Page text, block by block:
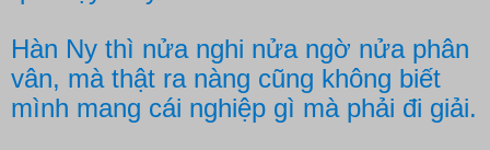
Hàn Ny thì nửa nghi nửa ngờ nửa phân
vân, mà thật ra nàng cũng không biết
mình mang cái nghiệp gì mà phải đi giải.